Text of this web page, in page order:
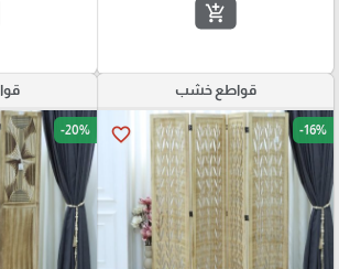
add_shopping_cart
قواطع خشب
favorite_border -16%
-20%